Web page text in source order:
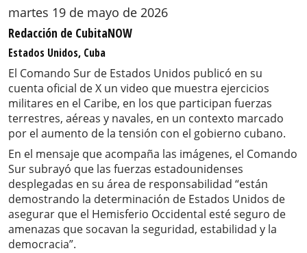
martes 19 de mayo de 2026
Redacción de CubitaNOW
Estados Unidos, Cuba
El Comando Sur de Estados Unidos publicó en su
cuenta oficial de X un video que muestra ejercicios
militares en el Caribe, en los que participan fuerzas
terrestres, aéreas y navales, en un contexto marcado
por el aumento de la tensión con el gobierno cubano.
En el mensaje que acompaña las imágenes, el Comando
Sur subrayó que las fuerzas estadounidenses
desplegadas en su área de responsabilidad “están
demostrando la determinación de Estados Unidos de
asegurar que el Hemisferio Occidental esté seguro de
amenazas que socavan la seguridad, estabilidad y la
democracia”.